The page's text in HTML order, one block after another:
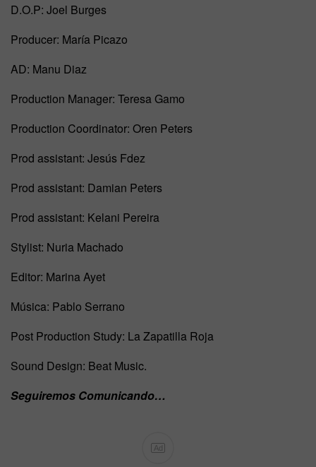
D.O.P: Joel Burges
Producer: María Picazo
AD: Manu Diaz
Production Manager: Teresa Gamo
Production Coordinator: Oren Peters
Prod assistant: Jesús Fdez
Prod assistant: Damian Peters
Prod assistant: Kelani Pereira
Stylist: Nuria Machado
Editor: Marina Ayet
Música: Pablo Serrano
Post Production Study: La Zapatilla Roja
Sound Design: Beat Music.
Seguiremos Comunicando…
Ad